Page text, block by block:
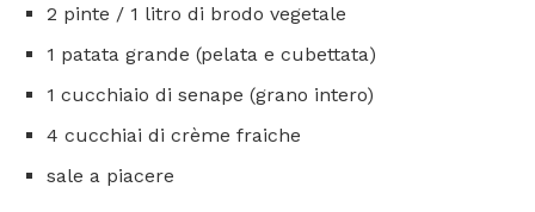
2 pinte / 1 litro di brodo vegetale
1 patata grande (pelata e cubettata)
1 cucchiaio di senape (grano intero)
4 cucchiai di crème fraiche
sale a piacere